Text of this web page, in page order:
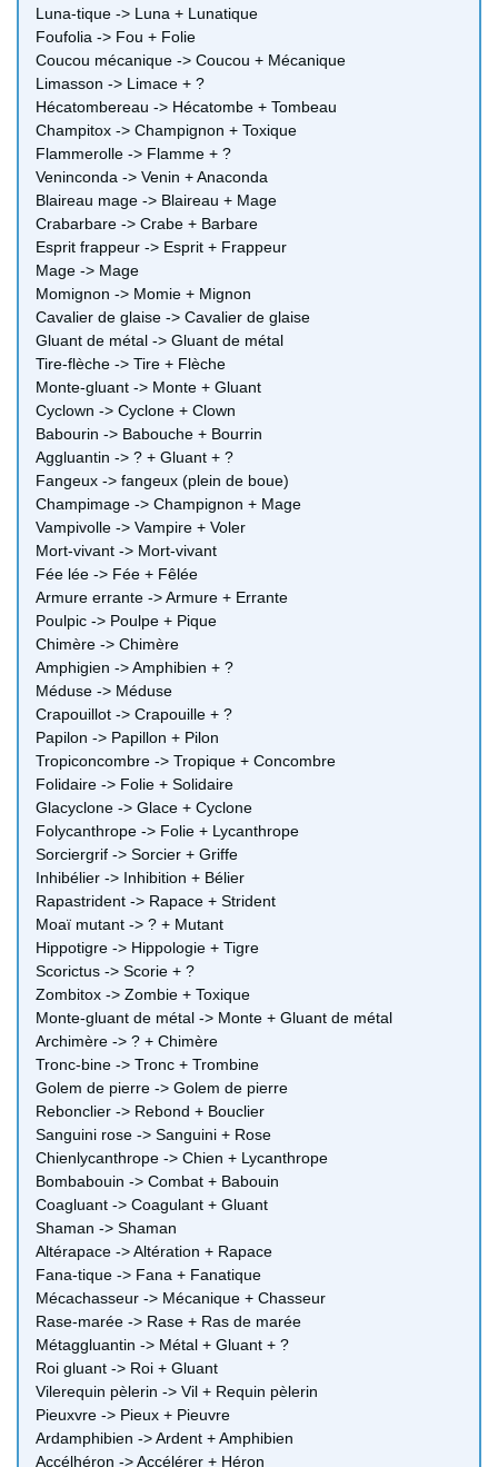
Luna-tique -> Luna + Lunatique
Foufolia -> Fou + Folie
Coucou mécanique -> Coucou + Mécanique
Limasson -> Limace + ?
Hécatombereau -> Hécatombe + Tombeau
Champitox -> Champignon + Toxique
Flammerolle -> Flamme + ?
Veninconda -> Venin + Anaconda
Blaireau mage -> Blaireau + Mage
Crabarbare -> Crabe + Barbare
Esprit frappeur -> Esprit + Frappeur
Mage -> Mage
Momignon -> Momie + Mignon
Cavalier de glaise -> Cavalier de glaise
Gluant de métal -> Gluant de métal
Tire-flèche -> Tire + Flèche
Monte-gluant -> Monte + Gluant
Cyclown -> Cyclone + Clown
Babourin -> Babouche + Bourrin
Aggluantin -> ? + Gluant + ?
Fangeux -> fangeux (plein de boue)
Champimage -> Champignon + Mage
Vampivolle -> Vampire + Voler
Mort-vivant -> Mort-vivant
Fée lée -> Fée + Fêlée
Armure errante -> Armure + Errante
Poulpic -> Poulpe + Pique
Chimère -> Chimère
Amphigien -> Amphibien + ?
Méduse -> Méduse
Crapouillot -> Crapouille + ?
Papilon -> Papillon + Pilon
Tropiconcombre -> Tropique + Concombre
Folidaire -> Folie + Solidaire
Glacyclone -> Glace + Cyclone
Folycanthrope -> Folie + Lycanthrope
Sorciergrif -> Sorcier + Griffe
Inhibélier -> Inhibition + Bélier
Rapastrident -> Rapace + Strident
Moaï mutant -> ? + Mutant
Hippotigre -> Hippologie + Tigre
Scorictus -> Scorie + ?
Zombitox -> Zombie + Toxique
Monte-gluant de métal -> Monte + Gluant de métal
Archimère -> ? + Chimère
Tronc-bine -> Tronc + Trombine
Golem de pierre -> Golem de pierre
Rebonclier -> Rebond + Bouclier
Sanguini rose -> Sanguini + Rose
Chienlycanthrope -> Chien + Lycanthrope
Bombabouin -> Combat + Babouin
Coagluant -> Coagulant + Gluant
Shaman -> Shaman
Altérapace -> Altération + Rapace
Fana-tique -> Fana + Fanatique
Mécachasseur -> Mécanique + Chasseur
Rase-marée -> Rase + Ras de marée
Métaggluantin -> Métal + Gluant + ?
Roi gluant -> Roi + Gluant
Vilerequin pèlerin -> Vil + Requin pèlerin
Pieuxvre -> Pieux + Pieuvre
Ardamphibien -> Ardent + Amphibien
Accélhéron -> Accélérer + Héron